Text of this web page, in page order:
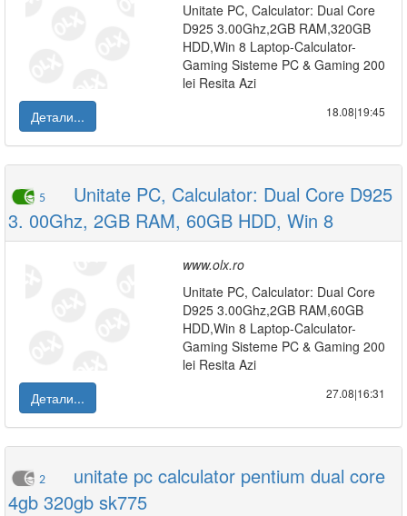
Unitate PC, Calculator: Dual Core
D925 3.00Ghz,2GB RAM,320GB
HDD,Win 8 Laptop-Calculator-
Gaming Sisteme PC & Gaming 200
lei Resita Azi
Детали...
18.08|19:45
5
Unitate PC, Calculator: Dual Core D925
3. 00Ghz, 2GB RAM, 60GB HDD, Win 8
www.olx.ro
Unitate PC, Calculator: Dual Core
D925 3.00Ghz,2GB RAM,60GB
HDD,Win 8 Laptop-Calculator-
Gaming Sisteme PC & Gaming 200
lei Resita Azi
Детали...
27.08|16:31
2
unitate pc calculator pentium dual core
4gb 320gb sk775